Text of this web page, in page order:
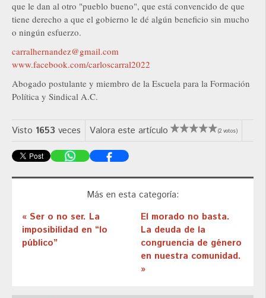
que le dan al otro "pueblo bueno", que está convencido de que
tiene derecho a que el gobierno le dé algún beneficio sin mucho
o ningún esfuerzo.
carralhernandez@gmail.com
www.facebook.com/carloscarral2022
Abogado postulante y miembro de la Escuela para la Formación
Política y Sindical A.C.
Visto 1653 veces Valora este artículo (2 votos)
Más en esta categoría:
« Ser o no ser. La
imposibilidad en “lo
público”
El morado no basta.
La deuda de la
congruencia de género
en nuestra comunidad.
»